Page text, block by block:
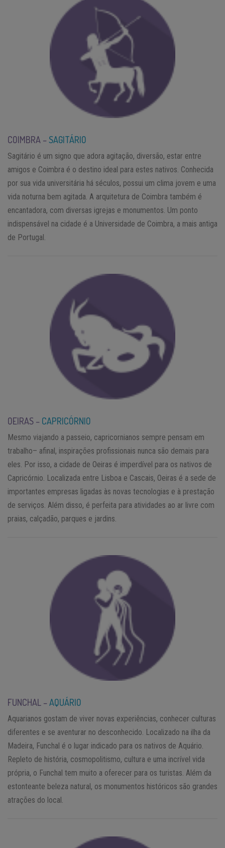
COIMBRA –SAGITÁRIO
Sagitário é um signo que adora agitação, diversão, estar entre
amigos e Coimbra é o destino ideal para estes nativos. Conhecida
por sua vida universitária há séculos, possui um clima jovem e uma
vida noturna bem agitada. A arquitetura de Coimbra também é
encantadora, com diversas igrejas e monumentos. Um ponto
indispensável na cidade é a Universidade de Coimbra, a mais antiga
de Portugal.
OEIRAS – CAPRICÓRNIO
Mesmo viajando a passeio, capricornianos sempre pensam em
trabalho– afinal, inspirações profissionais nunca são demais para
eles. Por isso, a cidade de Oeiras é imperdível para os nativos de
Capricórnio. Localizada entre Lisboa e Cascais, Oeiras é a sede de
importantes empresas ligadas às novas tecnologias e à prestação
de serviços. Além disso, é perfeita para atividades ao ar livre com
praias, calçadão, parques e jardins.
FUNCHAL –AQUÁRIO
Aquarianos gostam de viver novas experiências, conhecer culturas
diferentes e se aventurar no desconhecido. Localizado na ilha da
Madeira, Funchal é o lugar indicado para os nativos de Aquário.
Repleto de história, cosmopolitismo, cultura e uma incrível vida
própria, o Funchal tem muito a oferecer para os turistas. Além da
estonteante beleza natural, os monumentos históricos são grandes
atrações do local.